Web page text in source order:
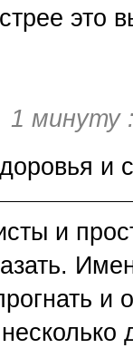
это
1 минуту
и